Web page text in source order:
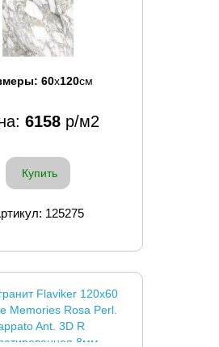
60x120см
6158 р/м2
Купить
125275
Flaviker 120x60
Memories Rosa Perl.
Ant. 3D R
8мм